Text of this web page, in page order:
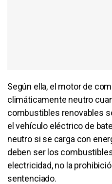
Según ella, el motor de
climáticamente neutro
combustibles renovables
el vehículo eléctrico de
neutro si se carga con
deben ser los
electricidad, no la
sentenciado.